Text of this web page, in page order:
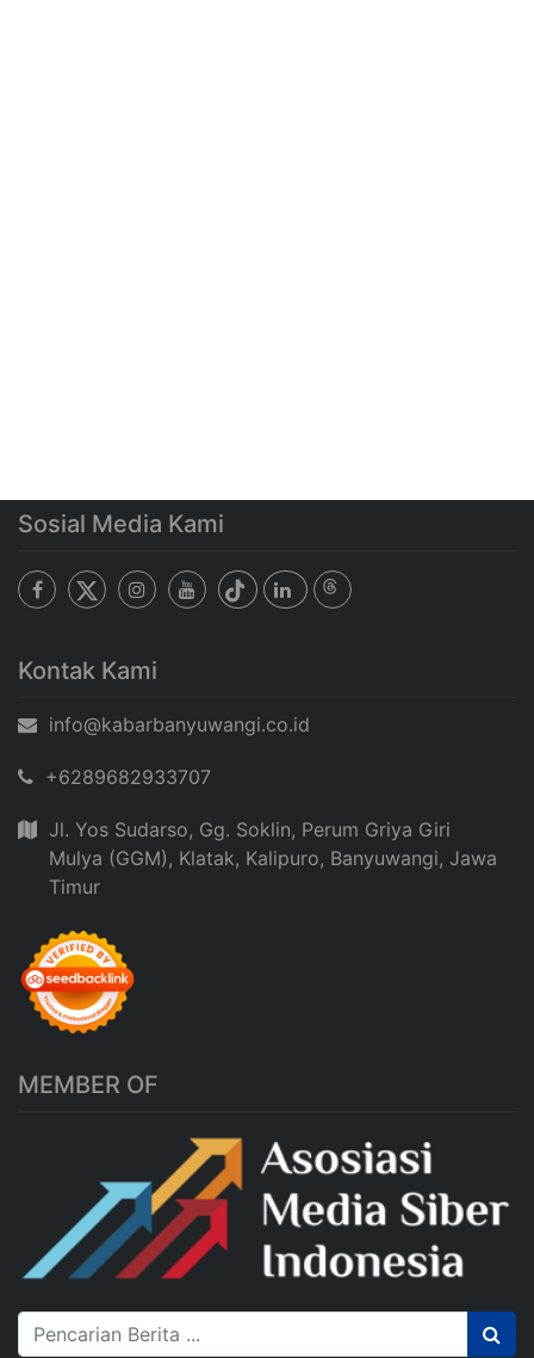
Sosial Media Kami
Kontak Kami
info@kabarbanyuwangi.co.id
+6289682933707
Jl. Yos Sudarso, Gg. Soklin, Perum Griya Giri
Mulya (GGM), Klatak, Kalipuro, Banyuwangi, Jawa
Timur
MEMBER OF